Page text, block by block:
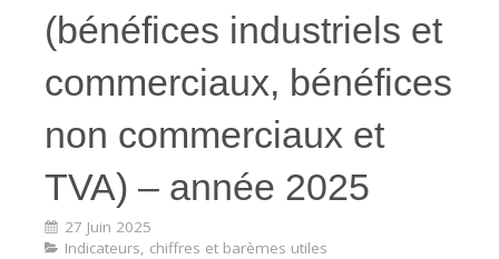
(bénéfices industriels et
commerciaux, bénéfices
non commerciaux et
TVA) – année 2025
27 Juin 2025
Indicateurs, chiffres et barèmes utiles